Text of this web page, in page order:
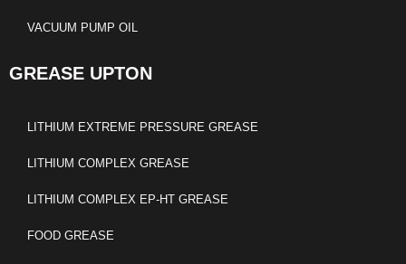
VACUUM PUMP OIL
GREASE UPTON
LITHIUM EXTREME PRESSURE GREASE
LITHIUM COMPLEX GREASE
LITHIUM COMPLEX EP-HT GREASE
FOOD GREASE